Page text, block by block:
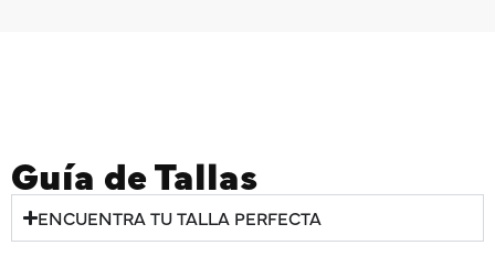
Guía de Tallas
ENCUENTRA TU TALLA PERFECTA